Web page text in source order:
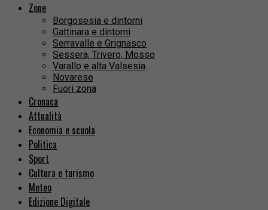
Zone
Borgosesia e dintorni
Gattinara e dintorni
Serravalle e Grignasco
Sessera, Trivero, Mosso
Varallo e alta Valsesia
Novarese
Fuori zona
Cronaca
Attualità
Economia e scuola
Politica
Sport
Cultura e turismo
Meteo
Edizione Digitale